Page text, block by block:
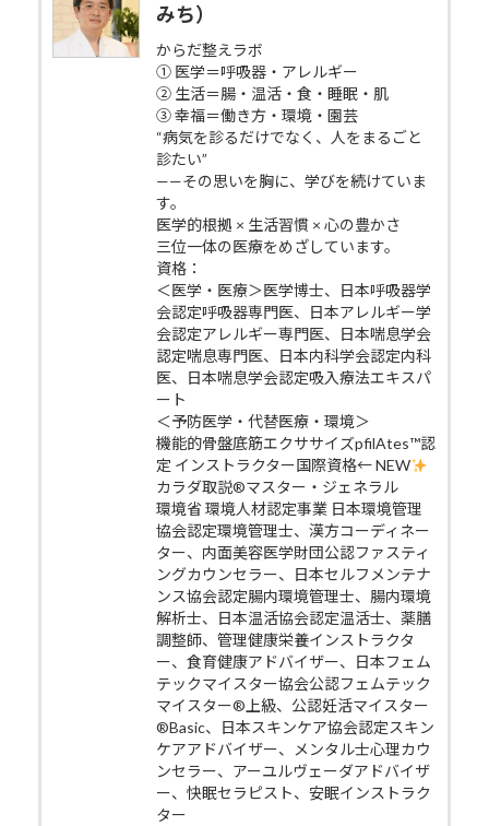
みち）
からだ整えラボ
① 医学＝呼吸器・アレルギー
② 生活＝腸・温活・食・睡眠・肌
③ 幸福＝働き方・環境・園芸
“病気を診るだけでなく、人をまるごと
診たい”
——その思いを胸に、学びを続けていま
す。
医学的根拠 × 生活習慣 × 心の豊かさ
三位一体の医療をめざしています。
資格：
＜医学・医療＞医学博士、日本呼吸器学
会認定呼吸器専門医、日本アレルギー学
会認定アレルギー専門医、日本喘息学会
認定喘息専門医、日本内科学会認定内科
医、日本喘息学会認定吸入療法エキスパ
ート
＜予防医学・代替医療・環境＞
機能的骨盤底筋エクササイズpfilAtes™認
定 インストラクター国際資格← NEW
カラダ取説®マスター・ジェネラル
環境省 環境人材認定事業 日本環境管理
協会認定環境管理士、漢方コーディネー
ター、内面美容医学財団公認ファスティ
ングカウンセラー、日本セルフメンテナ
ンス協会認定腸内環境管理士、腸内環境
解析士、日本温活協会認定温活士、薬膳
調整師、管理健康栄養インストラクタ
ー、食育健康アドバイザー、日本フェム
テックマイスター協会公認フェムテック
マイスター®上級、公認妊活マイスター
®Basic、日本スキンケア協会認定スキン
ケアアドバイザー、メンタル士心理カウ
ンセラー、アーユルヴェーダアドバイザ
ー、快眠セラピスト、安眠インストラク
ター